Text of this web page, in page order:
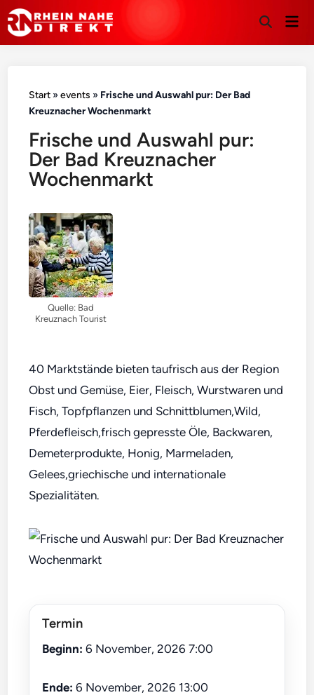
Suche
Start »events » Frische und Auswahl pur: Der Bad
Kreuznacher Wochenmarkt
Frische und Auswahl pur:
Der Bad Kreuznacher
Wochenmarkt
Quelle: Bad
Kreuznach Tourist
40 Marktstände bieten taufrisch aus der Region
Obst und Gemüse, Eier, Fleisch, Wurstwaren und
Fisch, Topfpflanzen und Schnittblumen,Wild,
Pferdefleisch,frisch gepresste Öle, Backwaren,
Demeterprodukte, Honig, Marmeladen,
Gelees,griechische und internationale
Spezialitäten.
Termin
Beginn: 6 November, 2026 7:00
Ende: 6 November, 2026 13:00